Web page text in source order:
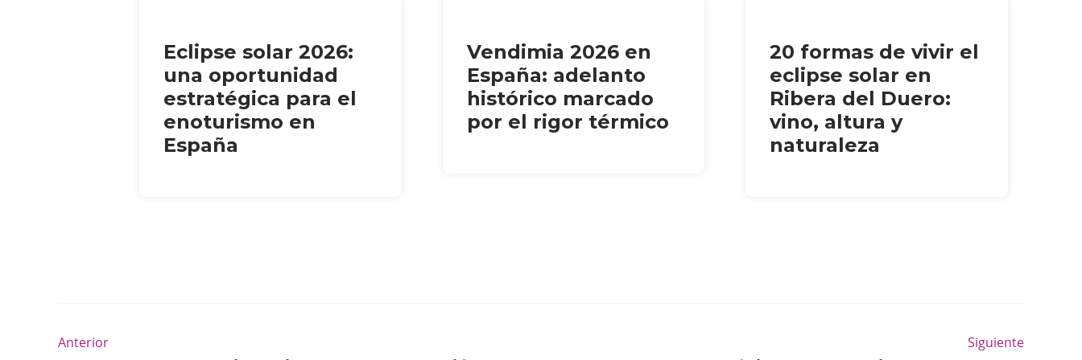
Eclipse solar 2026:
una oportunidad
estratégica para el
enoturismo en
España
Vendimia 2026 en
España: adelanto
histórico marcado
por el rigor térmico
20 formas de vivir el
eclipse solar en
Ribera del Duero:
vino, altura y
naturaleza
Anterior Siguiente